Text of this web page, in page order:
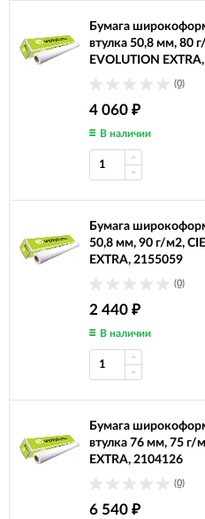
Бумага
втулка 50,8 мм, 80
EVOLUTION
(0)
4 060 ₽
В наличии
Бумага
50,8 мм, 90 г/м2,
EXTRA, 2155059
(0)
2 440 ₽
В наличии
Бумага
втулка 76 мм, 75 г/
EXTRA, 2104126
(0)
6 540 ₽